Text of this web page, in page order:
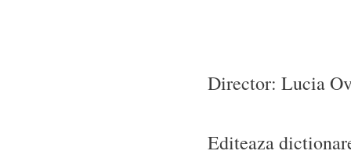
Director: Lucia
Editeaza